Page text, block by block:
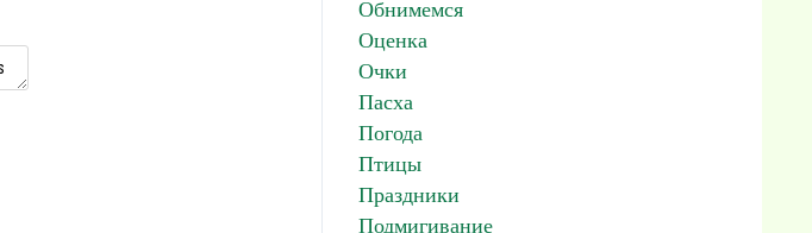
Обнимемся
Оценка
Очки
Пасха
Погода
Птицы
Праздники
Подмигивание